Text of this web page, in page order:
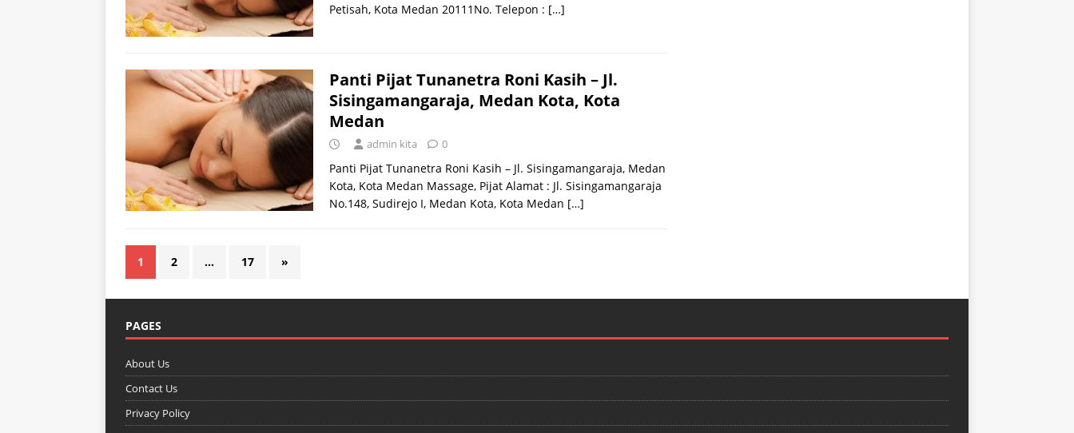
Petisah, Kota Medan 20111No. Telepon : […]
Panti Pijat Tunanetra Roni Kasih – Jl.
Sisingamangaraja, Medan Kota, Kota
Medan
admin kita 0
Panti Pijat Tunanetra Roni Kasih – Jl. Sisingamangaraja, Medan
Kota, Kota Medan Massage, Pijat Alamat : Jl. Sisingamangaraja
No.148, Sudirejo I, Medan Kota, Kota Medan […]
1 2 … 17 »
PAGES
About Us
Contact Us
Privacy Policy